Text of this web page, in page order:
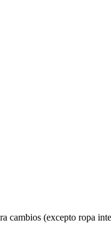
cambios (excepto ropa